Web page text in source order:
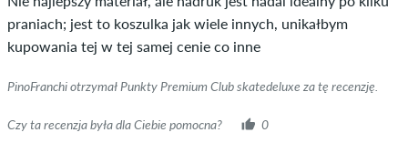
realnych zamówień. W przypadku recenzji bez zielonego
znacznika nie możemy zagwarantować, że dana osoba
praniach; jest to koszulka jak wiele innych, unikałbym
kupowania tej w tej samej cenie co inne
PinoFranchi otrzymał Punkty Premium Club skatedeluxe za tę recenzję.
Czy ta recenzja była dla Ciebie pomocna? 0